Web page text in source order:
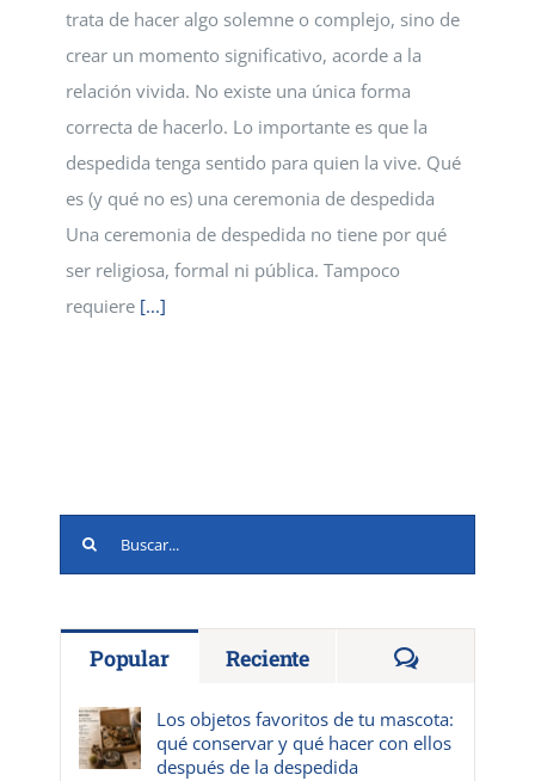
trata de hacer algo solemne o complejo, sino de
crear un momento significativo, acorde a la
relación vivida. No existe una única forma
correcta de hacerlo. Lo importante es que la
despedida tenga sentido para quien la vive. Qué
es (y qué no es) una ceremonia de despedida
Una ceremonia de despedida no tiene por qué
ser religiosa, formal ni pública. Tampoco
requiere [...]
Buscar:
Popular Reciente
Los objetos favoritos de tu mascota:
qué conservar y qué hacer con ellos
después de la despedida